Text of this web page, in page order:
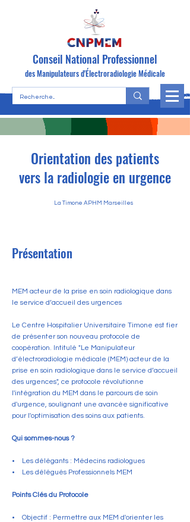
Conseil National Professionnel
des Manipulateurs d'Électroradiologie Médicale
Orientation des patients
vers la radiologie en urgence
La Timone APHM Marseilles
Présentation
MEM acteur de la prise en soin radiologique dans
le service d’accueil des urgences
Le Centre Hospitalier Universitaire Timone est fier
de présenter son nouveau protocole de
coopération. Intitulé "Le Manipulateur
d’électroradiologie médicale (MEM) acteur de la
prise en soin radiologique dans le service d’accueil
des urgences", ce protocole révolutionne
l'intégration du MEM dans le parcours de soin
d'urgence, soulignant une avancée significative
pour l'optimisation des soins aux patients.
Qui sommes-nous ?
• Les délégants : Médecins radiologues
• Les délégués Professionnels MEM
Points Clés du Protocole
• Objectif : Permettre aux MEM d'orienter les